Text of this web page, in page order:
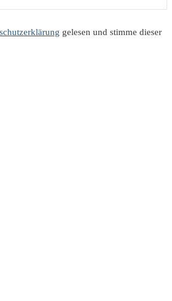
gelesen und stimme dieser